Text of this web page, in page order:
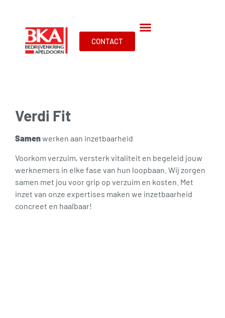
CONTACT
Verdi Fit
Samenwerken aan inzetbaarheid
Voorkom verzuim, versterk vitaliteit en begeleid jouw
werknemers in elke fase van hun loopbaan. Wij zorgen
samen met jou voor grip op verzuim en kosten. Met
inzet van onze expertises maken we inzetbaarheid
concreet en haalbaar!